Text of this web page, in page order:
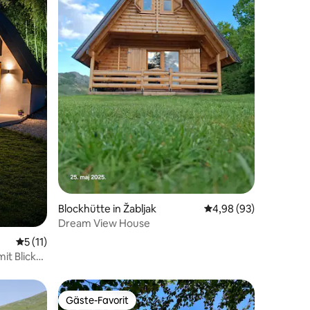
Bewertungen
Durchschnittliche Bewertung: 5 von 5, 11 Bewertungen
5 (11)
Blick
Blockhütte in Žabljak Durchschnittliche
4,98 (93)
Dream View House
Gäste-Favorit
Gäste-Favorit